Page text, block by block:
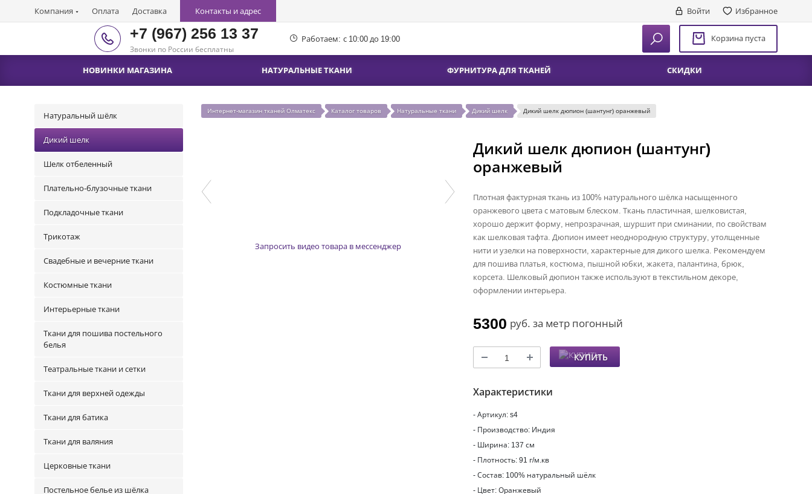
Компания Оплата Доставка Контакты и адрес Войти Избранное
+7 (967) 256 13 37
Звонки по России бесплатны
Работаем: с 10:00 до 19:00 Корзина пуста
НОВИНКИ МАГАЗИНА НАТУРАЛЬНЫЕ ТКАНИ ФУРНИТУРА ДЛЯ ТКАНЕЙ СКИДКИ
Натуральный шёлк
Дикий шелк
Шелк отбеленный
Плательно-блузочные ткани
Подкладочные ткани
Трикотаж
Свадебные и вечерние ткани
Костюмные ткани
Интерьерные ткани
Ткани для пошива постельного
белья
Театральные ткани и сетки
Ткани для верхней одежды
Ткани для батика
Ткани для валяния
Церковные ткани
Постельное белье из шёлка
Интернет-магазин тканей Олматекс Каталог товаров Натуральные ткани Дикий шелк Дикий шелк дюпион (шантунг) оранжевый
Запросить видео товара в мессенджер
Дикий шелк дюпион (шантунг)
оранжевый
Плотная фактурная ткань из 100% натурального шёлка насыщенного
оранжевого цвета с матовым блеском. Ткань пластичная, шелковистая,
хорошо держит форму, непрозрачная, шуршит при сминании, по свойствам
как шелковая тафта. Дюпион имеет неоднородную структуру, утолщенные
нити и узелки на поверхности, характерные для дикого шелка. Рекомендуем
для пошива платья, костюма, пышной юбки, жакета, палантина, брюк,
корсета. Шелковый дюпион также используют в текстильном декоре,
оформлении интерьера.
5300 руб. за метр погонный
КУПИТЬ
Характеристики
- Артикул: s4
- Производство: Индия
- Ширина: 137 см
- Плотность: 91 г/м.кв
- Состав: 100% натуральный шёлк
- Цвет: Оранжевый